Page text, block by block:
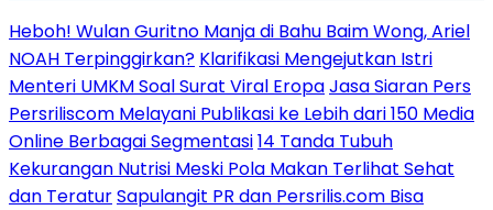
Heboh! Wulan Guritno Manja di Bahu Baim Wong, Ariel
NOAH Terpinggirkan? Klarifikasi Mengejutkan Istri
Menteri UMKM Soal Surat Viral EropaJasa Siaran Pers
Persriliscom Melayani Publikasi ke Lebih dari 150 Media
Online Berbagai Segmentasi14 Tanda Tubuh
Kekurangan Nutrisi Meski Pola Makan Terlihat Sehat
dan TeraturSapulangit PR dan Persrilis.com Bisa